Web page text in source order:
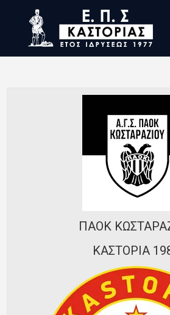
Επικοινωνία
Πρωταθλήματα
Ορισμοί Διαιτητών
Ποινές
Περισσότερα
ΠΑΟΚ
ΚΑΣΤΟΡΙΑ